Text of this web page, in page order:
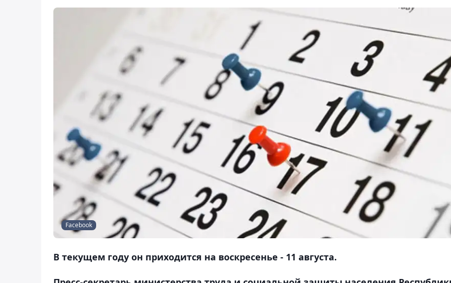
Facebook
В текущем году он приходится на воскресенье - 11 августа.